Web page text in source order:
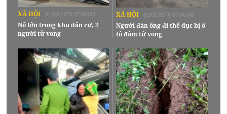
XÃ HỘI 01/01/1970 07:00:00
Nổ lớn trong khu dân cư, 2
người tử vong
XÃ HỘI 01/01/1970 07:00:00
Người đàn ông đi thể dục bị ô
tô đâm tử vong